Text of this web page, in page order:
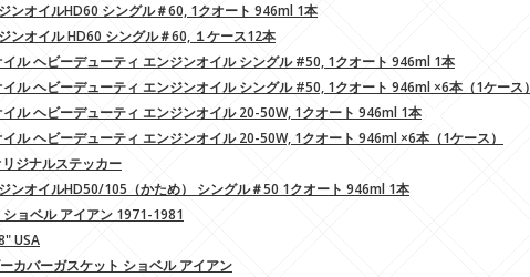
ンオイルHD60 シングル＃60, 1クオート 946ml 1本
ンオイル HD60 シングル＃60, １ケース12本
ル ヘビーデューティ エンジンオイル シングル #50, 1クオート 946ml 1本
ル ヘビーデューティ エンジンオイル シングル #50, 1クオート 946ml ×6本（1ケース）
ル ヘビーデューティ エンジンオイル 20-50W, 1クオート 946ml 1本
ル ヘビーデューティ エンジンオイル 20-50W, 1クオート 946ml ×6本（1ケース）
ジナルステッカー
ンオイルHD50/105（かため） シングル＃50 1クオート 946ml 1本
ョベル アイアン 1971-1981
USA
カバーガスケット ショベル アイアン